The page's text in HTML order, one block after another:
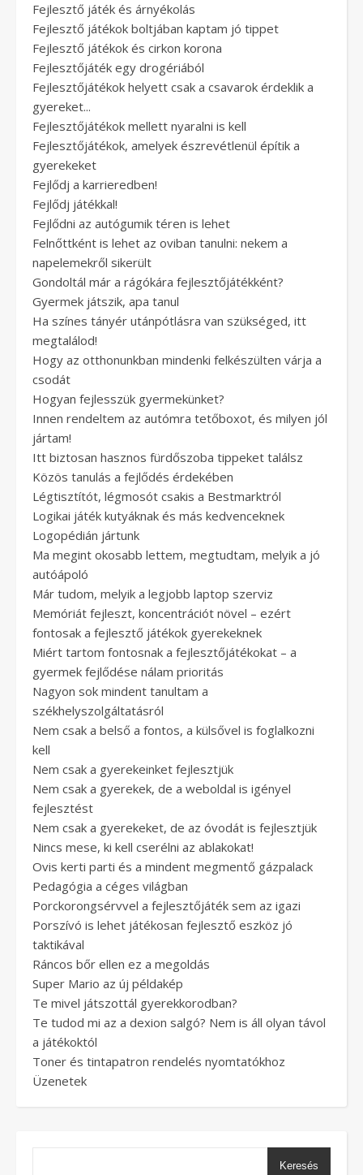
Fejlesztő játék és árnyékolás
Fejlesztő játékok boltjában kaptam jó tippet
Fejlesztő játékok és cirkon korona
Fejlesztőjáték egy drogériából
Fejlesztőjátékok helyett csak a csavarok érdeklik a
gyereket...
Fejlesztőjátékok mellett nyaralni is kell
Fejlesztőjátékok, amelyek észrevétlenül építik a
gyerekeket
Fejlődj a karrieredben!
Fejlődj játékkal!
Fejlődni az autógumik téren is lehet
Felnőttként is lehet az oviban tanulni: nekem a
napelemekről sikerült
Gondoltál már a rágókára fejlesztőjátékként?
Gyermek játszik, apa tanul
Ha színes tányér utánpótlásra van szükséged, itt
megtalálod!
Hogy az otthonunkban mindenki felkészülten várja a
csodát
Hogyan fejlesszük gyermekünket?
Innen rendeltem az autómra tetőboxot, és milyen jól
jártam!
Itt biztosan hasznos fürdőszoba tippeket találsz
Közös tanulás a fejlődés érdekében
Légtisztítót, légmosót csakis a Bestmarktról
Logikai játék kutyáknak és más kedvenceknek
Logopédián jártunk
Ma megint okosabb lettem, megtudtam, melyik a jó
autóápoló
Már tudom, melyik a legjobb laptop szerviz
Memóriát fejleszt, koncentrációt növel – ezért
fontosak a fejlesztő játékok gyerekeknek
Miért tartom fontosnak a fejlesztőjátékokat – a
gyermek fejlődése nálam prioritás
Nagyon sok mindent tanultam a
székhelyszolgáltatásról
Nem csak a belső a fontos, a külsővel is foglalkozni
kell
Nem csak a gyerekeinket fejlesztjük
Nem csak a gyerekek, de a weboldal is igényel
fejlesztést
Nem csak a gyerekeket, de az óvodát is fejlesztjük
Nincs mese, ki kell cserélni az ablakokat!
Ovis kerti parti és a mindent megmentő gázpalack
Pedagógia a céges világban
Porckorongsérvvel a fejlesztőjáték sem az igazi
Porszívó is lehet játékosan fejlesztő eszköz jó
taktikával
Ráncos bőr ellen ez a megoldás
Super Mario az új példakép
Te mivel játszottál gyerekkorodban?
Te tudod mi az a dexion salgó? Nem is áll olyan távol
a játékoktól
Toner és tintapatron rendelés nyomtatókhoz
Üzenetek
Keresés